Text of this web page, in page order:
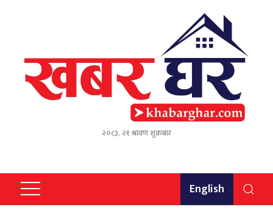
२०८३, २१ श्रावण शुक्रबार
English